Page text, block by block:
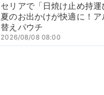
セリアで「日焼け止め持運
夏のお出かけが快適に！
替えパウチ
2026/08/08 08:00